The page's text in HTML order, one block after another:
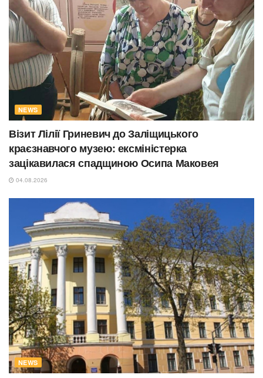
NEWS
Візит Лілії Гриневич до Заліщицького
краєзнавчого музею: ексміністерка
зацікавилася спадщиною Осипа Маковея
04.08.2026
NEWS